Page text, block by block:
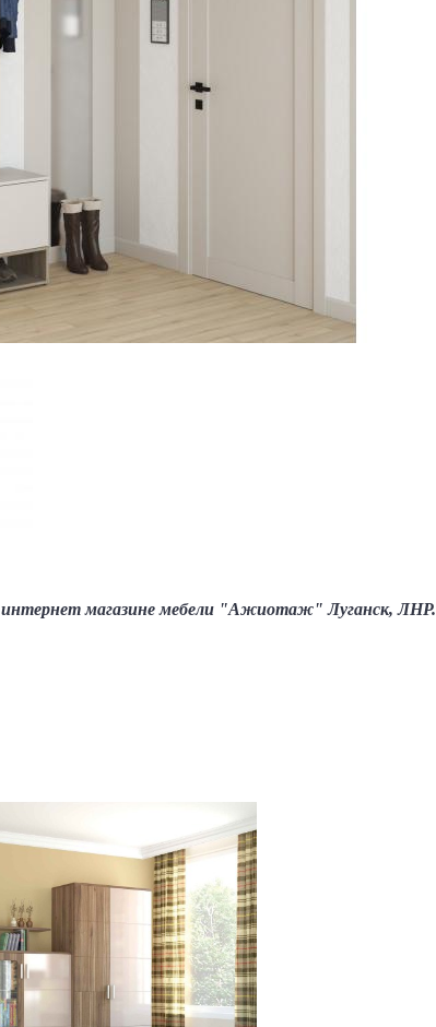
интернет магазине мебели "Ажиотаж" Луганск, ЛНР.